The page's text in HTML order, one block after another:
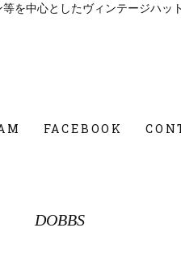
中心としたヴィンテージハッ
FACEBOOK
DOBBS